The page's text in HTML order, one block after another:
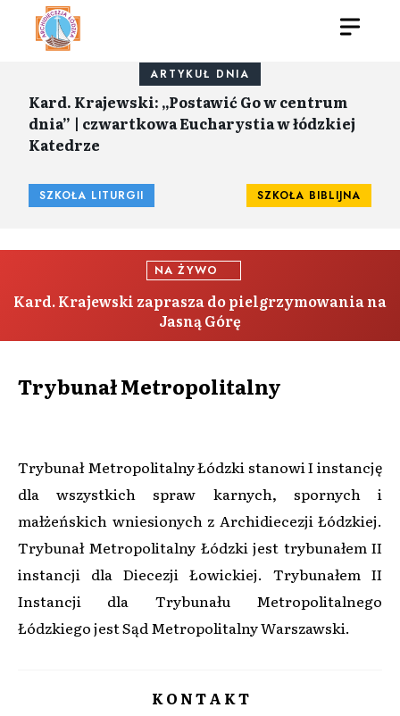
ARTYKUŁ DNIA
Kard. Krajewski: „Postawić Go w centrum
dnia” | czwartkowa Eucharystia w łódzkiej
Katedrze
SZKOŁA LITURGII SZKOŁA BIBLIJNA
NA ŻYWO
Kard. Krajewski zaprasza do pielgrzymowania na
Jasną Górę
Trybunał Metropolitalny
Trybunał Metropolitalny Łódzki stanowi I instancję
dla wszystkich spraw karnych, spornych i
małżeńskich wniesionych z Archidiecezji Łódzkiej.
Trybunał Metropolitalny Łódzki jest trybunałem II
instancji dla Diecezji Łowickiej. Trybunałem II
Instancji dla Trybunału Metropolitalnego
Łódzkiego jest Sąd Metropolitalny Warszawski.
K O N T A K T